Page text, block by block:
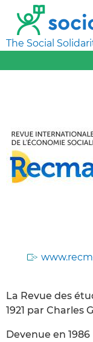
The Social
La Revue des
1921 par Charles
Devenue en